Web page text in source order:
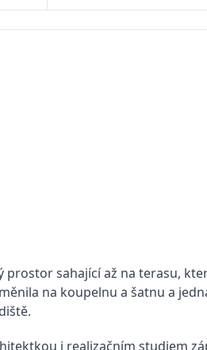
sahající až na terasu,
na koupelnu a šatnu a
i realizačním studiem